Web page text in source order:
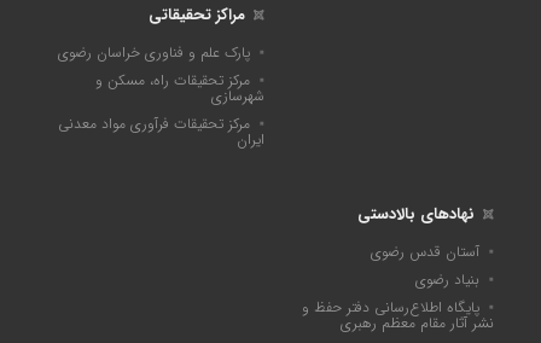
مراکز تحقیقاتی
پارک علم و فناوری خراسان رضوی
مرکز تحقیقات راه، مسکن و
شهرسازی
مرکز تحقیقات فرآوری مواد معدنی
ایران
نهادهای بالادستی
آستان قدس رضوی
بنیاد رضوی
پايگاه اطلاع‌رسانی دفتر حفظ و
نشر آثار مقام معظم رهبری